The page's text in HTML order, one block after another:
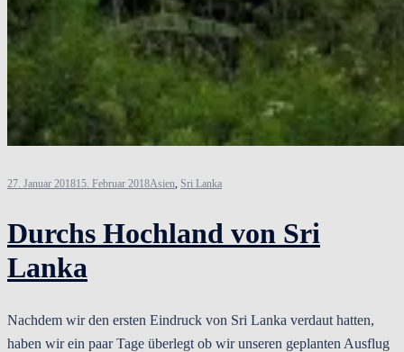
27. Januar 201815. Februar 2018Asien, Sri Lanka
Durchs Hochland von Sri
Lanka
Nachdem wir den ersten Eindruck von Sri Lanka verdaut hatten,
haben wir ein paar Tage überlegt ob wir unseren geplanten Ausflug